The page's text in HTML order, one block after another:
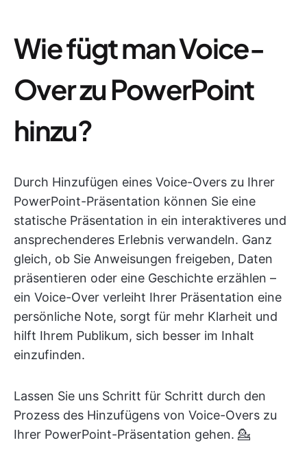
Wie fügt man Voice-
Over zu PowerPoint
hinzu?
Durch Hinzufügen eines Voice-Overs zu Ihrer
PowerPoint-Präsentation können Sie eine
statische Präsentation in ein interaktiveres und
ansprechenderes Erlebnis verwandeln. Ganz
gleich, ob Sie Anweisungen freigeben, Daten
präsentieren oder eine Geschichte erzählen –
ein Voice-Over verleiht Ihrer Präsentation eine
persönliche Note, sorgt für mehr Klarheit und
hilft Ihrem Publikum, sich besser im Inhalt
einzufinden.
Lassen Sie uns Schritt für Schritt durch den
Prozess des Hinzufügens von Voice-Overs zu
Ihrer PowerPoint-Präsentation gehen. 💁